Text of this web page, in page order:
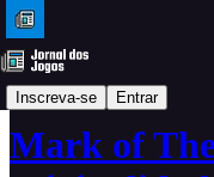
Inscreva-se Entrar
Análises
Mark of